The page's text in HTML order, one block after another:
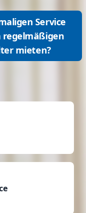
Service
regelmäßigen
mieten?